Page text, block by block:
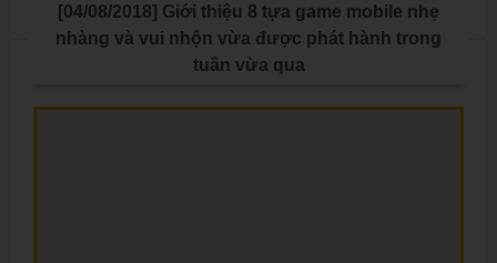
[04/08/2018] Giới thiệu 8 tựa game mobile nhẹ
nhàng và vui nhộn vừa được phát hành trong
tuần vừa qua